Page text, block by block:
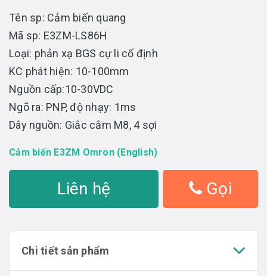
Tên sp: Cảm biến quang
Mã sp: E3ZM-LS86H
Loại: phản xạ BGS cự li cố định
KC phát hiện: 10-100mm
Nguồn cấp:10-30VDC
Ngõ ra: PNP, độ nhạy: 1ms
Dây nguồn: Giắc cắm M8, 4 sợi
Cảm biến E3ZM Omron (English)
Liên hệ Gọi
Chi tiết sản phẩm